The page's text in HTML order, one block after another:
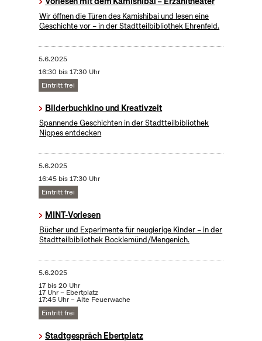
Wir öffnen die Türen des Kamishibai und lesen eine
Geschichte vor – in der Stadtteilbibliothek Ehrenfeld.
5.6.2025
16:30 bis 17:30 Uhr
Eintritt frei
Bilderbuchkino und Kreativzeit
Spannende Geschichten in der Stadtteilbibliothek
Nippes entdecken
5.6.2025
16:45 bis 17:30 Uhr
Eintritt frei
MINT-Vorlesen
Bücher und Experimente für neugierige Kinder – in der
Stadtteilbibliothek Bocklemünd/Mengenich.
5.6.2025
17 bis 20 Uhr
17 Uhr – Ebertplatz
17:45 Uhr – Alte Feuerwache
Eintritt frei
Stadtgespräch Ebertplatz